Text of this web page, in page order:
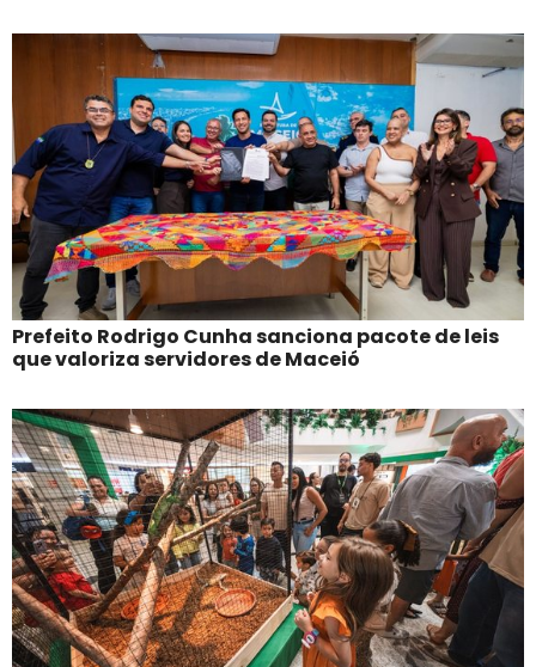
Prefeito Rodrigo Cunha sanciona pacote de leis
que valoriza servidores de Maceió